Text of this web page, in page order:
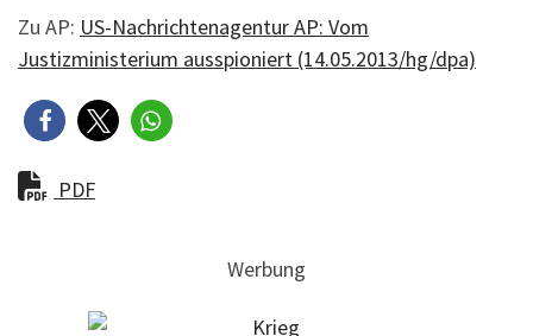
Zu AP: US-Nachrichtenagentur AP: Vom
Justizministerium ausspioniert (14.05.2013/hg/dpa)
PDF
Werbung